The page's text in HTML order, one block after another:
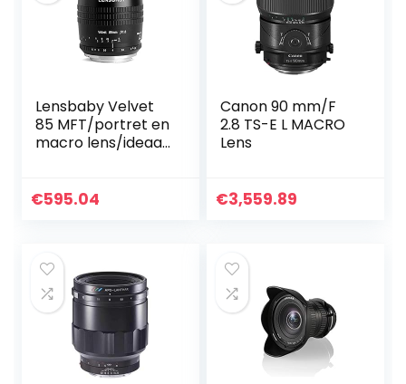
Lensbaby Velvet
85 MFT/portret en
macro lens/ideaal
bokeh-effecten
€595.04
Canon 90 mm/F
2.8 TS-E L MACRO
Lens
€3,559.89